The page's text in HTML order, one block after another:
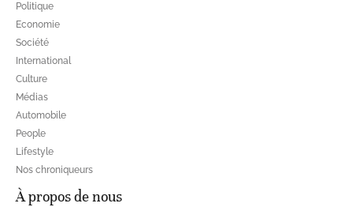
Politique
Economie
Société
International
Culture
Médias
Automobile
People
Lifestyle
Nos chroniqueurs
À propos de nous